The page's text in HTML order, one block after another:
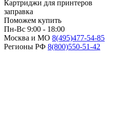
Картриджи для принтеров
заправка
Поможем купить
Пн-Вс 9:00 - 18:00
Москва и МО 8(495)477-54-85
Регионы РФ 8(800)550-51-42